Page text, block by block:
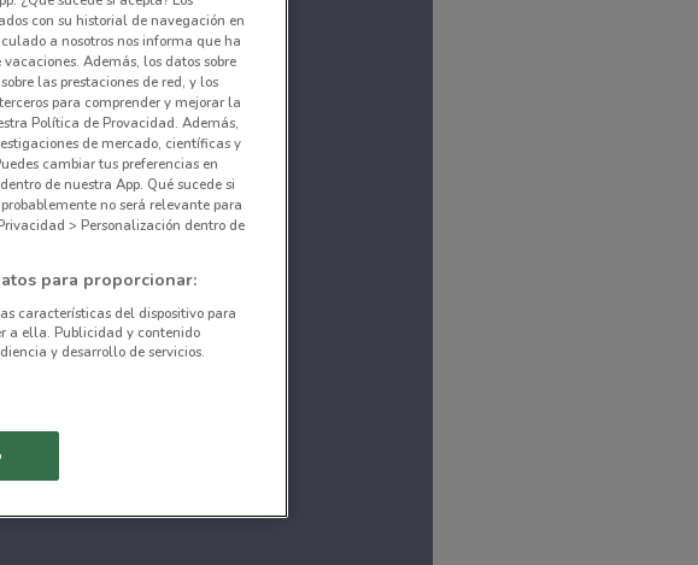
con su historial de navegación en
a nosotros nos informa que ha
Además, los datos sobre
las prestaciones de red, y los
para comprender y mejorar la
Política de Provacidad. Además,
de mercado, científicas y
cambiar tus preferencias en
de nuestra App. Qué sucede si
no será relevante para
> Personalización dentro de
para proporcionar:
características del dispositivo para
a ella. Publicidad y contenido
y desarrollo de servicios.